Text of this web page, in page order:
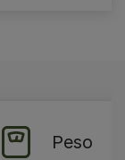
Peso